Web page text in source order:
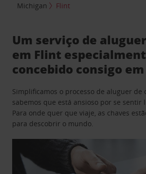
Michigan
Flint
Um serviço de
em Flint
concebido consigo
Simplificamos o processo de aluguer de
sabemos que está ansioso por se sentir
Para onde quer que viaje, as chaves
para descobrir o mundo.